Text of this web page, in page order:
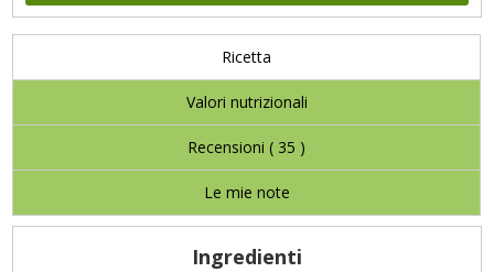
Ricetta
Valori nutrizionali
Recensioni ( 35 )
Le mie note
Ingredienti